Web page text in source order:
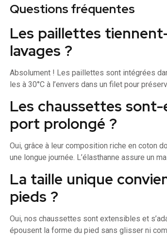
Questions fréquentes
Les paillettes
lavages ?
Absolument ! Les paillettes sont intégrées
les à 30°C à l’envers dans un filet pour
Les chaussettes
port prolongé ?
Oui, grâce à leur composition riche en coton
une longue journée. L’élasthanne assure un
La taille unique
pieds ?
Oui, nos chaussettes sont extensibles et
épousent la forme du pied sans glisser ni